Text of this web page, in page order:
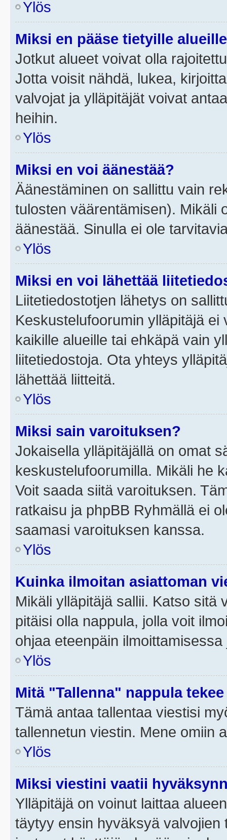
Ylös
Miksi en pääse tietyille
Jotkut alueet voivat olla
Jotta voisit nähdä, lukea,
valvojat ja ylläpitäjät voivat
heihin.
Ylös
Miksi en voi äänestää?
Äänestäminen on sallittu vain
tulosten väärentämisen). Mikäli
äänestää. Sinulla ei ole
Ylös
Miksi en voi lähettää
Liitetiedostotjen lähetys on
Keskustelufoorumin ylläpitäjä
kaikille alueille tai ehkäpä vain
liitetiedostoja. Ota yhteys
lähettää liitteitä.
Ylös
Miksi sain varoituksen?
Jokaisella ylläpitäjällä on omat
keskustelufoorumilla. Mikäli he
Voit saada siitä varoituksen.
ratkaisu ja phpBB Ryhmällä ei
saamasi varoituksen kanssa.
Ylös
Kuinka ilmoitan asiattoman
Mikäli ylläpitäjä sallii. Katso sitä
pitäisi olla nappula, jolla voit
ohjaa eteenpäin
Ylös
Mitä "Tallenna" nappula
Tämä antaa tallentaa viestisi
tallennetun viestin. Mene omiin
Ylös
Miksi viestini vaatii
Ylläpitäjä on voinut laittaa
täytyy ensin hyväksyä